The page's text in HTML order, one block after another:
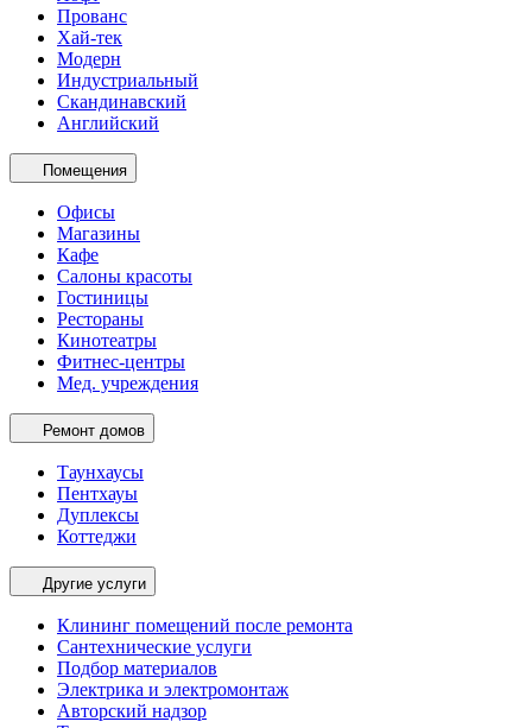
Прованс
Хай-тек
Модерн
Индустриальный
Скандинавский
Английский
Помещения
Офисы
Магазины
Кафе
Салоны красоты
Гостиницы
Рестораны
Кинотеатры
Фитнес-центры
Мед. учреждения
Ремонт домов
Таунхаусы
Пентхауы
Дуплексы
Коттеджи
Другие услуги
Клининг помещений после ремонта
Сантехнические услуги
Подбор материалов
Электрика и электромонтаж
Авторский надзор